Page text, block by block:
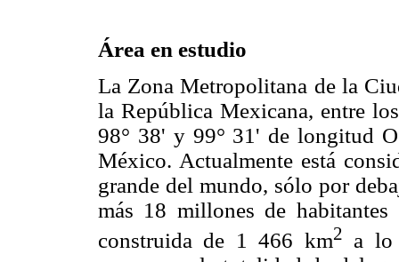
Área en estudio
La Zona Metropolitana de la
la República Mexicana, entre
98° 38' y 99° 31' de longitud
México. Actualmente está
grande del mundo, sólo por
más 18 millones de
construida de 1 466 km2
a lo